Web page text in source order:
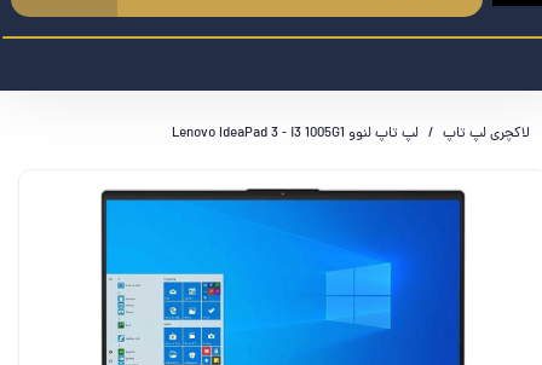
لاکچری لپ تاپ لپ تاپ لنوو Lenovo IdeaPad 3 - i3 1005G1